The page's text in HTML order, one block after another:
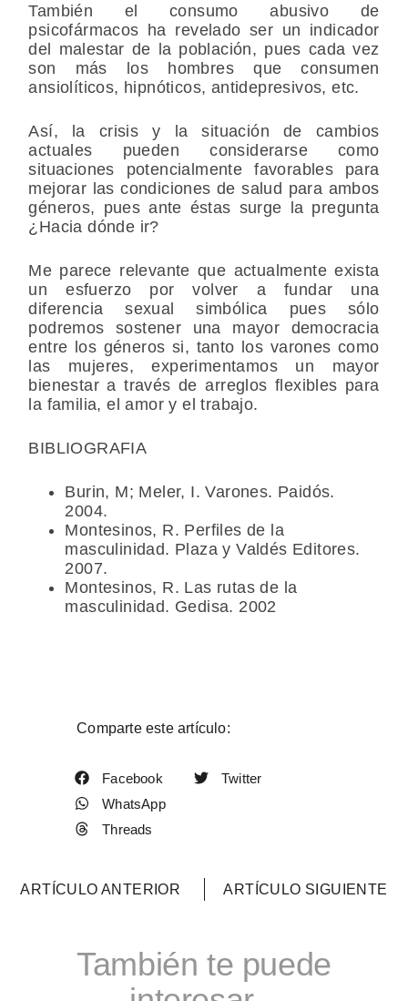
También el consumo abusivo de
psicofármacos ha revelado ser un indicador
del malestar de la población, pues cada vez
son más los hombres que consumen
ansiolíticos, hipnóticos, antidepresivos, etc.
Así, la crisis y la situación de cambios
actuales pueden considerarse como
situaciones potencialmente favorables para
mejorar las condiciones de salud para ambos
géneros, pues ante éstas surge la pregunta
¿Hacia dónde ir?
Me parece relevante que actualmente exista
un esfuerzo por volver a fundar una
diferencia sexual simbólica pues sólo
podremos sostener una mayor democracia
entre los géneros si, tanto los varones como
las mujeres, experimentamos un mayor
bienestar a través de arreglos flexibles para
la familia, el amor y el trabajo.
BIBLIOGRAFIA
Burin, M; Meler, I. Varones. Paidós.
2004.
Montesinos, R. Perfiles de la
masculinidad. Plaza y Valdés Editores.
2007.
Montesinos, R. Las rutas de la
masculinidad. Gedisa. 2002
Comparte este artículo:
Facebook
Twitter
WhatsApp
Threads
ARTÍCULO ANTERIOR ARTÍCULO SIGUIENTE
También te puede